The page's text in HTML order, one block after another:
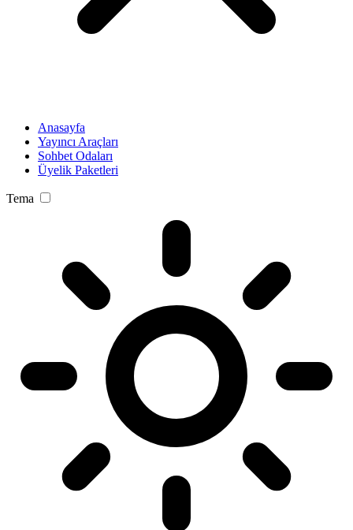
Anasayfa
Yayıncı Araçları
Sohbet Odaları
Üyelik Paketleri
Tema